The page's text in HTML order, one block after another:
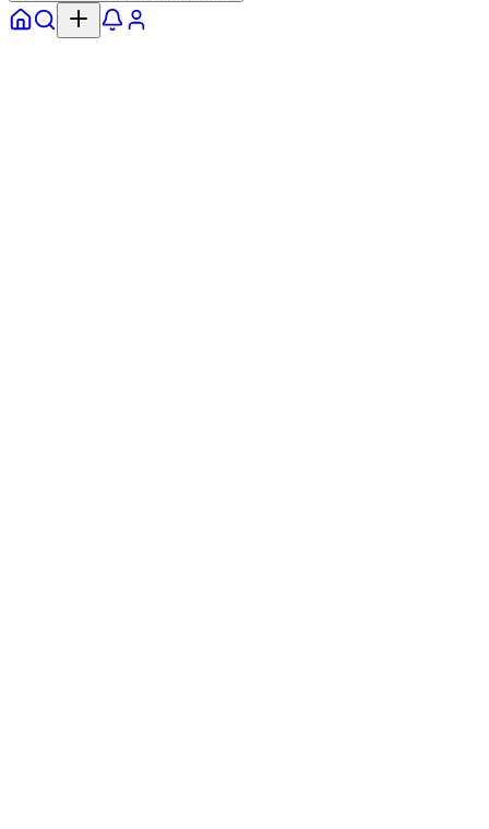
AccueilExplorer Notifs